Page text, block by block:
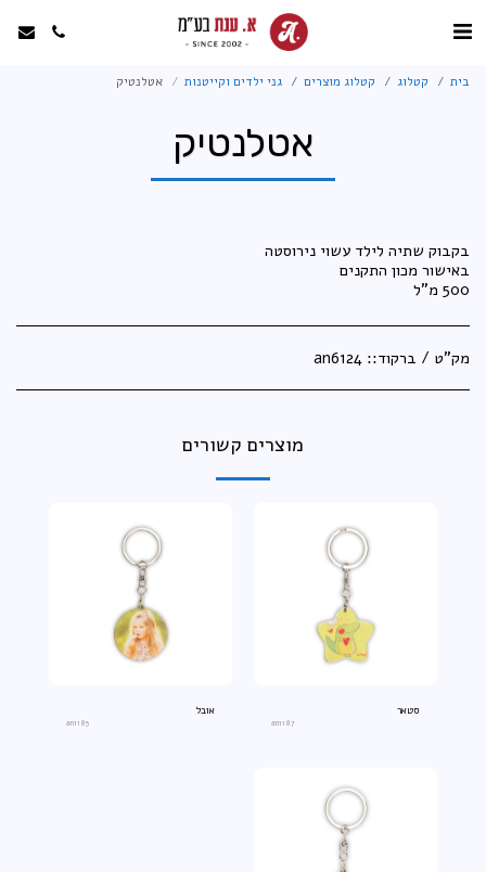
בית קטלוג קטלוג מוצרים גני ילדים וקייטנות אטלנטיק
אטלנטיק
500 מ"ל
מק"ט / ברקוד:: an6124
מוצרים קשורים
סטאר
an1187
אובל
an1185